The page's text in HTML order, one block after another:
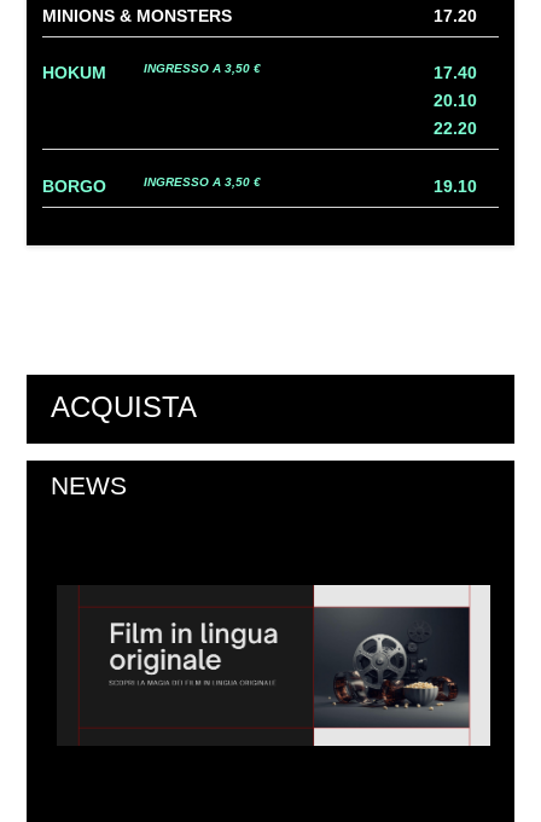
MINIONS & MONSTERS 17.20
HOKUM INGRESSO A 3,50 €
17.40
20.10
22.20
BORGO INGRESSO A 3,50 € 19.10
ACQUISTA
NEWS